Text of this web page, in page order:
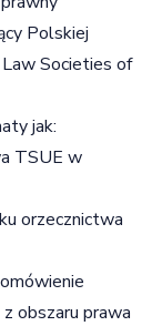
Polskiej
Law Societies of
jak:
TSUE w
orzecznictwa
obszaru prawa